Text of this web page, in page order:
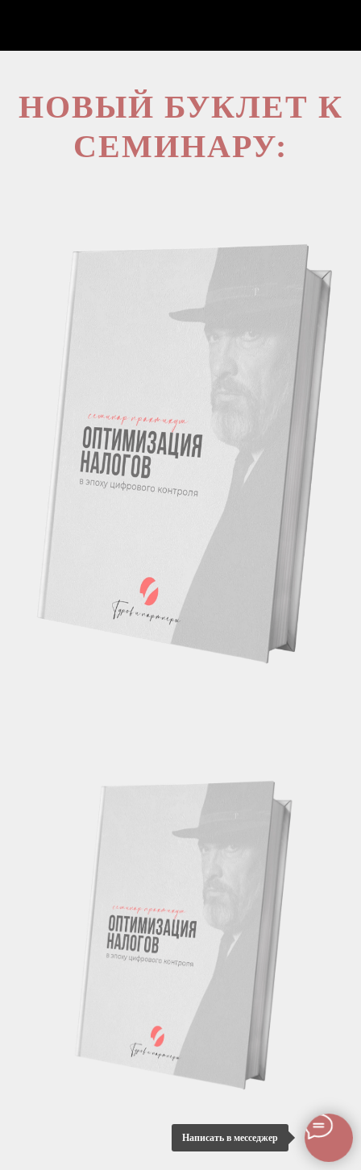
НОВЫЙ БУКЛЕТ К
СЕМИНАРУ:
Написать в месседжер